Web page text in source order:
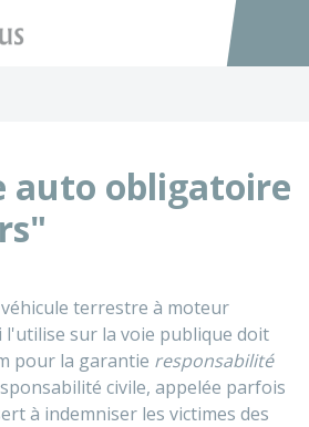
Accéder
auto obligatoire
terrestre à moteur
l'utilise sur la voie publique doit
pour la garantie responsabilité
civile, appelée parfois
à indemniser les victimes des